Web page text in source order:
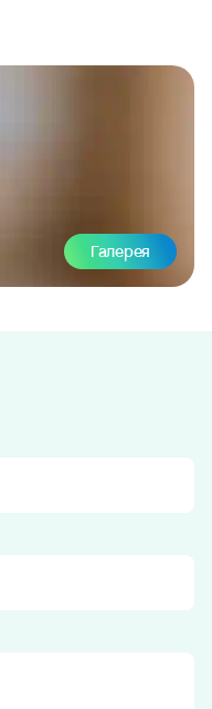
Галерея